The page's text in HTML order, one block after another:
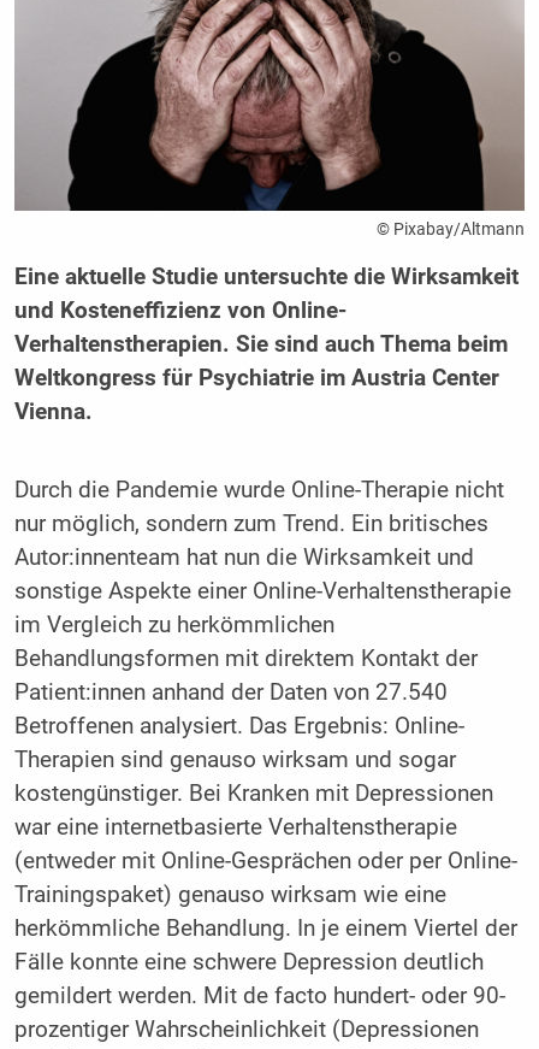
© Pixabay/Altmann
Eine aktuelle Studie untersuchte die Wirksamkeit
und Kosteneffizienz von Online-
Verhaltenstherapien. Sie sind auch Thema beim
Weltkongress für Psychiatrie im Austria Center
Vienna.
Durch die Pandemie wurde Online-Therapie nicht
nur möglich, sondern zum Trend. Ein britisches
Autor:innenteam hat nun die Wirksamkeit und
sonstige Aspekte einer Online-Verhaltenstherapie
im Vergleich zu herkömmlichen
Behandlungsformen mit direktem Kontakt der
Patient:innen anhand der Daten von 27.540
Betroffenen analysiert. Das Ergebnis: Online-
Therapien sind genauso wirksam und sogar
kostengünstiger. Bei Kranken mit Depressionen
war eine internetbasierte Verhaltenstherapie
(entweder mit Online-Gesprächen oder per Online-
Trainingspaket) genauso wirksam wie eine
herkömmliche Behandlung. In je einem Viertel der
Fälle konnte eine schwere Depression deutlich
gemildert werden. Mit de facto hundert- oder 90-
prozentiger Wahrscheinlichkeit (Depressionen